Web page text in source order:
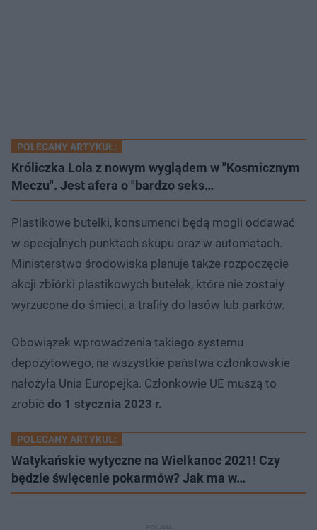
POLECANY ARTYKUŁ:
Króliczka Lola z nowym wyglądem w "Kosmicznym
Meczu". Jest afera o "bardzo seks…
Plastikowe butelki, konsumenci będą mogli oddawać
w specjalnych punktach skupu oraz w automatach.
Ministerstwo środowiska planuje także rozpoczęcie
akcji zbiórki plastikowych butelek, które nie zostały
wyrzucone do śmieci, a trafiły do lasów lub parków.
Obowiązek wprowadzenia takiego systemu
depozytowego, na wszystkie państwa członkowskie
nałożyła Unia Europejka. Członkowie UE muszą to
zrobić do 1 stycznia 2023 r.
POLECANY ARTYKUŁ:
Watykańskie wytyczne na Wielkanoc 2021! Czy
będzie święcenie pokarmów? Jak ma w…